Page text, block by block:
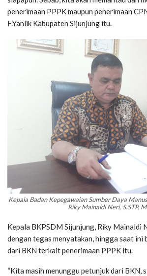
penerimaan PPPK maupun penerimaan
F.Yanlik Kabupaten Sijunjung itu.
Kepala Badan Kepegawaian Sumber Daya
Riky Mainaldi Neri, S.STP,
Kepala BKPSDM Sijunjung, Riky Mainaldi
dengan tegas menyatakan, hingga saat ini
dari BKN terkait penerimaan PPPK itu.
“Kita masih menunggu petunjuk dari BKN,